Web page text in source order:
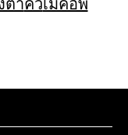
ตาคิ้วเมคอัพ